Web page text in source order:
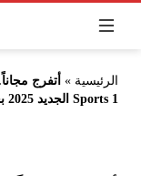
الرئيسية »
Sports 1 الجديد 2025 بجودة عالية